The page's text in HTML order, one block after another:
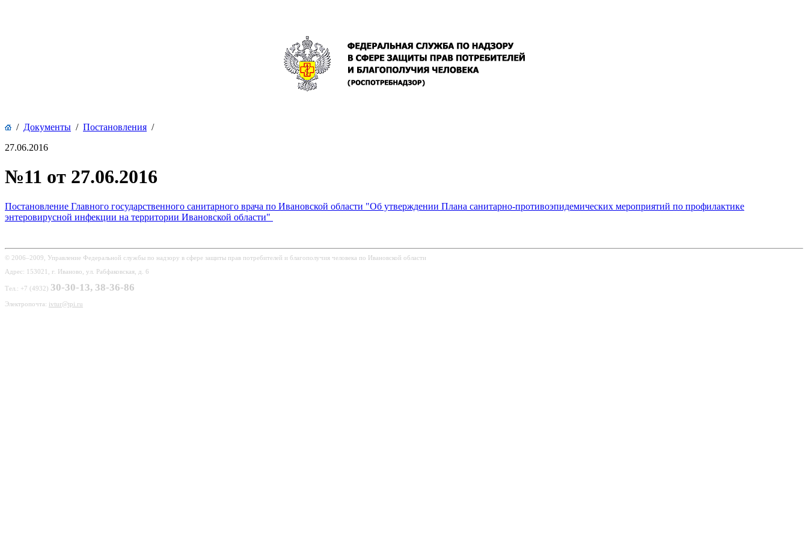
/ Документы / Постановления /
27.06.2016
№11 от 27.06.2016
Постановление Главного государственного санитарного врача по Ивановской области "Об утверждении Плана санитарно-противоэпидемических мероприятий по профилактике
энтеровирусной инфекции на территории Ивановской области"
© 2006–2009, Управление Федеральной службы по надзору в сфере защиты прав потребителей и благополучия человека по Ивановской области
Адрес: 153021, г. Иваново, ул. Рабфаковская, д. 6
Тел.: +7 (4932) 30-30-13, 38-36-86
Электропочта: ivtur@tpi.ru